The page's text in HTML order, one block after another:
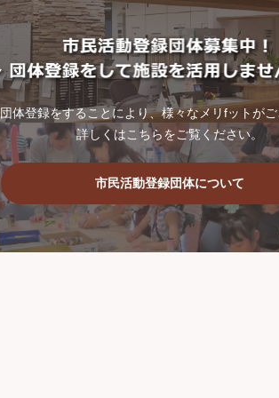
団体登録をすることにより、様々なメリfットが
詳しくはこちらをご覧ください。
市民活動登録団体について